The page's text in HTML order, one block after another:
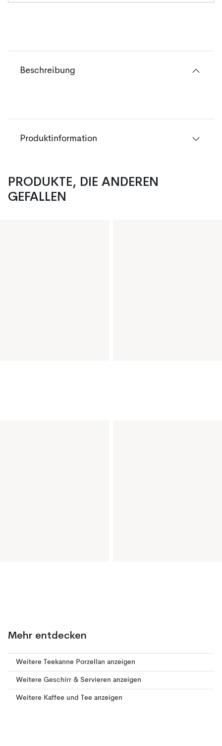
Beschreibung
Produktinformation
PRODUKTE, DIE ANDEREN
GEFALLEN
Mehr entdecken
Weitere Teekanne Porzellan anzeigen
Weitere Geschirr & Servieren anzeigen
Weitere Kaffee und Tee anzeigen